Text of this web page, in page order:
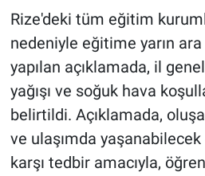
Rize'deki tüm eğitim
nedeniyle eğitime yarın
yapılan açıklamada, il
yağışı ve soğuk hava
belirtildi. Açıklamada,
ve ulaşımda
karşı tedbir amacıyla,